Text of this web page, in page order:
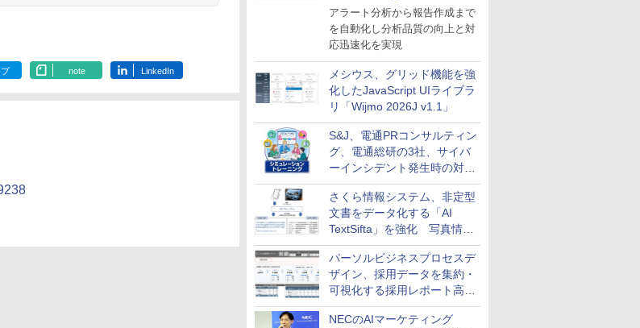
導入
アラート分析から報告作成まで
を自動化し分析品質の向上と対
応迅速化を実現
メシウス、グリッド機能を強
化したJavaScript UIライブラ
リ「Wijmo 2026J v1.1」
S&J、電通PRコンサルティン
グ、電通総研の3社、サイバ
ーインシデント発生時の対応
と危機管理広報を一体的に訓
練するプログラムを提供
さくら情報システム、非定型
文書をデータ化する「AI
TextSifta」を強化 写真情報
のデータ化などに対応
パーソルビジネスプロセスデ
ザイン、採用データを集約・
可視化する採用レポート高速
化サービスを提供
NECのAIマーケティング
note LinkedIn